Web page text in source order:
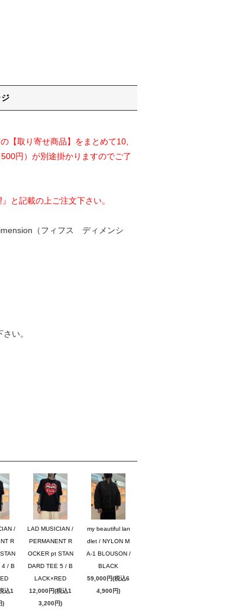
【取り寄せ商品】をまとめて10,
円）が別途掛かりますのでご了
と記載の上ご注文下さい。
（フィフス ディメンシ
い。
/
R
4 / B
込1
)
LAD MUSICIAN /
PERMANENT R
OCKER pt STAN
DARD TEE 5 / B
LACK×RED
12,000円(税込1
3,200円)
my beautiful lan
dlet / NYLON M
A-1 BLOUSON /
BLACK
59,000円(税込6
4,900円)